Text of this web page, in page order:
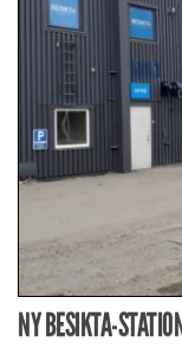
NY BESIKTA-